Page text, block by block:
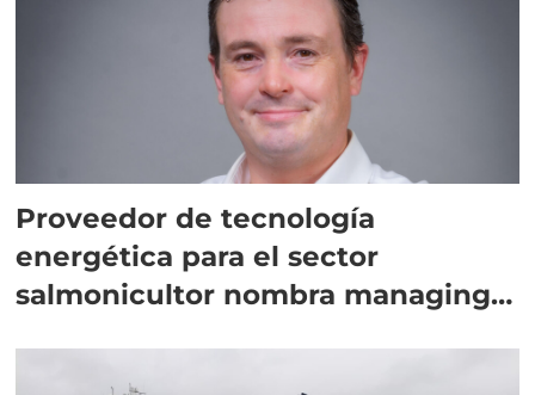
Proveedor de tecnología
energética para el sector
salmonicultor nombra managing